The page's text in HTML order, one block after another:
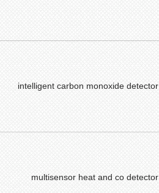
intelligent carbon monoxide detector
multisensor heat and co detector